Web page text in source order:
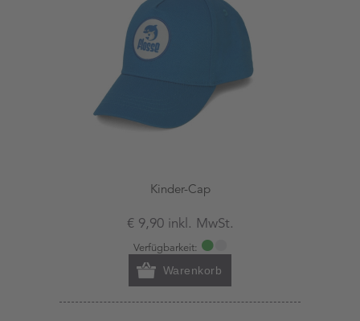
Kinder-Cap
€ 9,90 inkl. MwSt.
Verfügbarkeit:
Warenkorb